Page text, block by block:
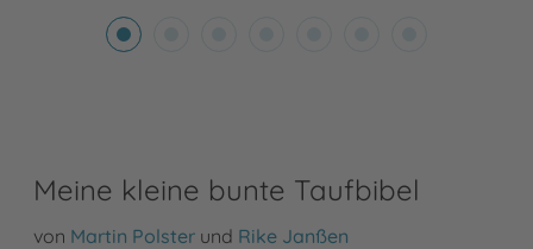
Meine kleine bunte Taufbibel
von Martin Polster und Rike Janßen